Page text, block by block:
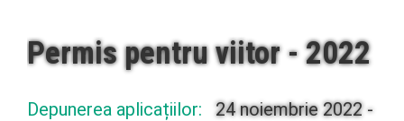
Permis pentru viitor - 2022
Depunerea aplicațiilor: 24 noiembrie 2022 -